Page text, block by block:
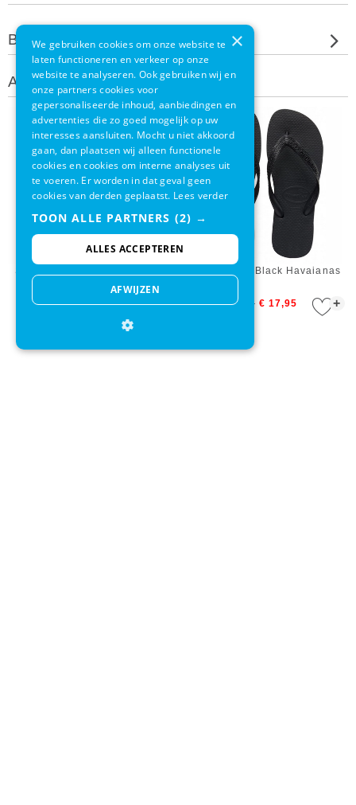
Beoordeel dit product
Andere klanten bekeken ook
+
Slipper Top White Havaianas
€ 22,00 +
Slipper Top Black Havaianas
€ 22,00 € 17,95
×
We gebruiken cookies om onze website te
laten functioneren en verkeer op onze
website te analyseren. Ook gebruiken wij en
onze partners cookies voor
gepersonaliseerde inhoud, aanbiedingen en
advertenties die zo goed mogelijk op uw
interesses aansluiten. Mocht u niet akkoord
gaan, dan plaatsen wij alleen functionele
cookies en cookies om interne analyses uit
te voeren. Er worden in dat geval geen
cookies van derden geplaatst. Lees verder
TOON ALLE PARTNERS (2) →
ALLES ACCEPTEREN
AFWIJZEN